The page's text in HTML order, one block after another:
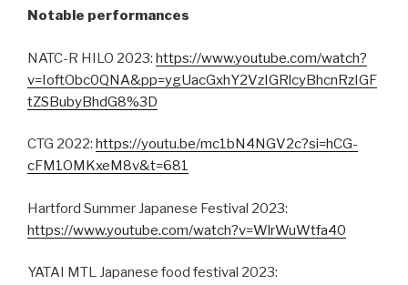
Notable performances
NATC-R HILO 2023: https://www.youtube.com/watch?
v=IoftObc0QNA&pp=ygUacGxhY2VzIGRlcyBhcnRzIGF
tZSBubyBhdG8%3D
CTG 2022: https://youtu.be/mc1bN4NGV2c?si=hCG-
cFM1OMKxeM8v&t=681
Hartford Summer Japanese Festival 2023:
https://www.youtube.com/watch?v=WlrWuWtfa40
YATAI MTL Japanese food festival 2023: